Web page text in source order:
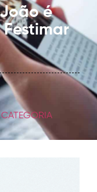
é
CATEGORIA